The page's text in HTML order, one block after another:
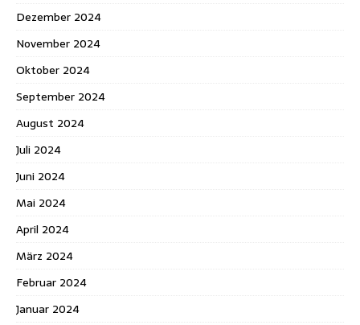
Dezember 2024
November 2024
Oktober 2024
September 2024
August 2024
Juli 2024
Juni 2024
Mai 2024
April 2024
März 2024
Februar 2024
Januar 2024